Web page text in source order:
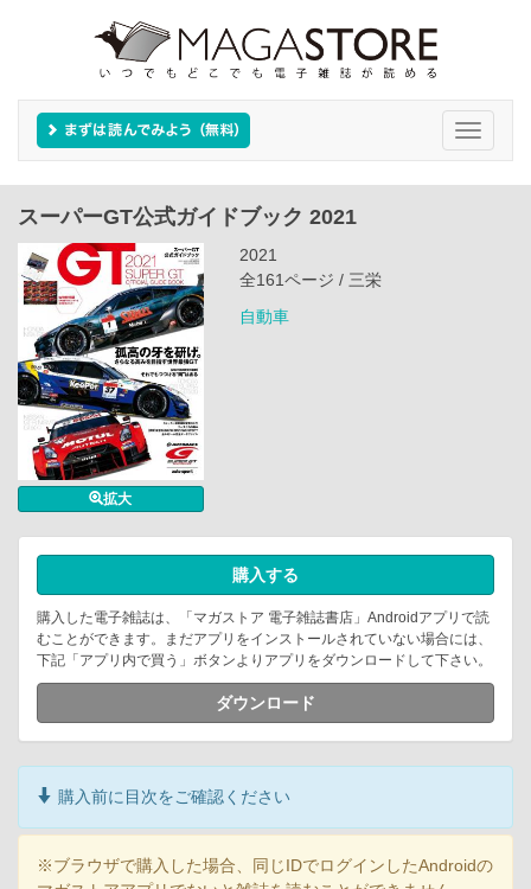
Toggle
スーパーGT公式ガイドブック 2021
拡大
2021
全161ページ / 三栄
自動車
購入する
購入した電子雑誌は、「マガストア 電子雑誌書店」Androidアプリで読
むことができます。まだアプリをインストールされていない場合には、
下記「アプリ内で買う」ボタンよりアプリをダウンロードして下さい。
ダウンロード
購入前に目次をご確認ください
※ブラウザで購入した場合、同じIDでログインしたAndroidの